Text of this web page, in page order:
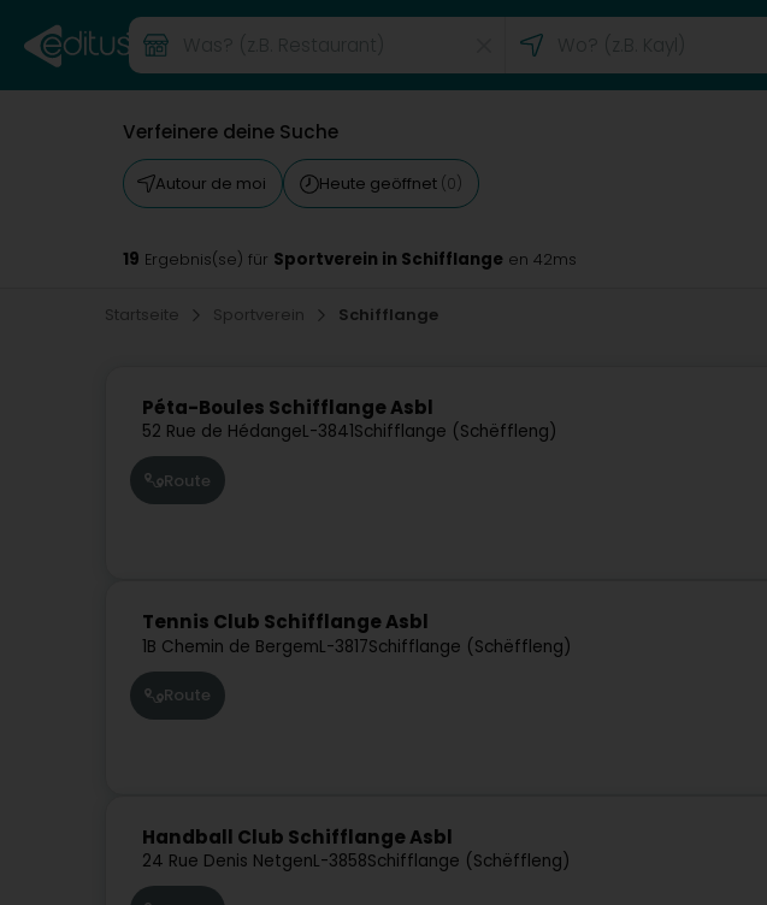
Verfeinere deine Suche
Autour de moi Heute geöffnet (0)
19 Ergebnis(se) für Sportverein in Schifflange en 42ms
Startseite Sportverein Schifflange
Péta-Boules Schifflange Asbl
52 Rue de HédangeL-3841Schifflange (Schëffleng)
Route
Tennis Club Schifflange Asbl
1B Chemin de BergemL-3817Schifflange (Schëffleng)
Route
Handball Club Schifflange Asbl
24 Rue Denis NetgenL-3858Schifflange (Schëffleng)